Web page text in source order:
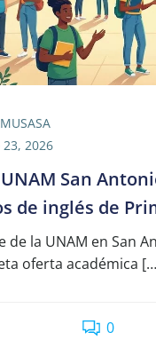
2026
San
de inglés de
de la UNAM en San
oferta académica
0